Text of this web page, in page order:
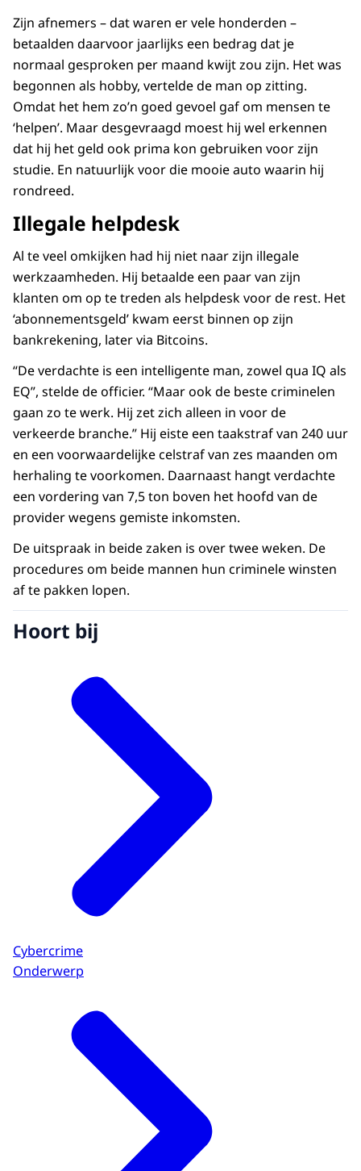
Zijn afnemers – dat waren er vele honderden –
betaalden daarvoor jaarlijks een bedrag dat je
normaal gesproken per maand kwijt zou zijn. Het was
begonnen als hobby, vertelde de man op zitting.
Omdat het hem zo’n goed gevoel gaf om mensen te
‘helpen’. Maar desgevraagd moest hij wel erkennen
dat hij het geld ook prima kon gebruiken voor zijn
studie. En natuurlijk voor die mooie auto waarin hij
rondreed.
Illegale helpdesk
Al te veel omkijken had hij niet naar zijn illegale
werkzaamheden. Hij betaalde een paar van zijn
klanten om op te treden als helpdesk voor de rest. Het
‘abonnementsgeld’ kwam eerst binnen op zijn
bankrekening, later via Bitcoins.
“De verdachte is een intelligente man, zowel qua IQ als
EQ”, stelde de officier. “Maar ook de beste criminelen
gaan zo te werk. Hij zet zich alleen in voor de
verkeerde branche.” Hij eiste een taakstraf van 240 uur
en een voorwaardelijke celstraf van zes maanden om
herhaling te voorkomen. Daarnaast hangt verdachte
een vordering van 7,5 ton boven het hoofd van de
provider wegens gemiste inkomsten.
De uitspraak in beide zaken is over twee weken. De
procedures om beide mannen hun criminele winsten
af te pakken lopen.
Hoort bij
Cybercrime
Onderwerp